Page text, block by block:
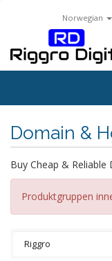
Norwegian
Domain &
Buy Cheap &
Produktgruppen